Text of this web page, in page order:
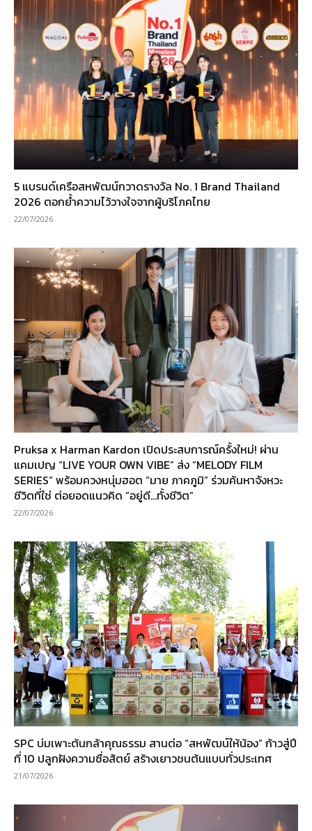
5 แบรนด์เครือสหพัฒน์กวาดรางวัล No. 1 Brand Thailand
2026 ตอกย้ำความไว้วางใจจากผู้บริโภคไทย
22/07/2026
Pruksa x Harman Kardon เปิดประสบการณ์ครั้งใหม่! ผ่าน
แคมเปญ “LIVE YOUR OWN VIBE” ส่ง “MELODY FILM
SERIES” พร้อมควงหนุ่มฮอต “มาย ภาคภูมิ” ร่วมค้นหาจังหวะ
ชีวิตที่ใช่ ต่อยอดแนวคิด “อยู่ดี…ทั้งชีวิต”
22/07/2026
SPC บ่มเพาะต้นกล้าคุณธรรม สานต่อ “สหพัฒน์ให้น้อง” ก้าวสู่ปี
ที่ 10 ปลูกฝังความซื่อสัตย์ สร้างเยาวชนต้นแบบทั่วประเทศ
21/07/2026